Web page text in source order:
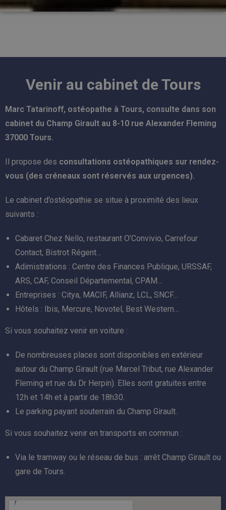
Venir au cabinet de Tours
Marc Tatarinoff, ostéopathe à Tours, consulte dans son
cabinet du Champ Girault au 8-10 rue Alexander Fleming
37000 Tours.
Il propose des consultations ostéopathiques sur rendez-
vous (des créneaux sont réservés aux urgences).
Le cabinet d’ostéopathie se situe à proximité des lieux
suivants :
Cabaret Chez Nello, restaurant O’Convivio, Carrefour
Contact, Bistrot Régent…
Adimistrations : Centre des Finances Publique, URSSAF,
ARS, CAF, Conseil Départemental, CPAM…
Entreprises : Citya, MACIF, Allianz, LCL, SNCF…
Hôtels : Ibis, Mercure, Novotel, Best Western…
Si vous souhaitez venir en voiture :
De nombreuses places sont disponibles en extérieur
autour du Champ Girault (rue Marcel Tribut, rue Alexander
Fleming et rue du Dr Herpin). Elles sont gratuites entre
12h et 14h et à partir de 18h30.
Le parking payant souterrain du Champ Girault.
Si vous souhaitez venir en transports en commun :
Via le tramway ou le réseau de bus : arrêt Champ Girault ou
gare de Tours.